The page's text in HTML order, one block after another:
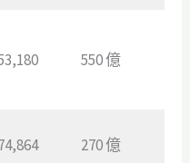
550 億
270 億